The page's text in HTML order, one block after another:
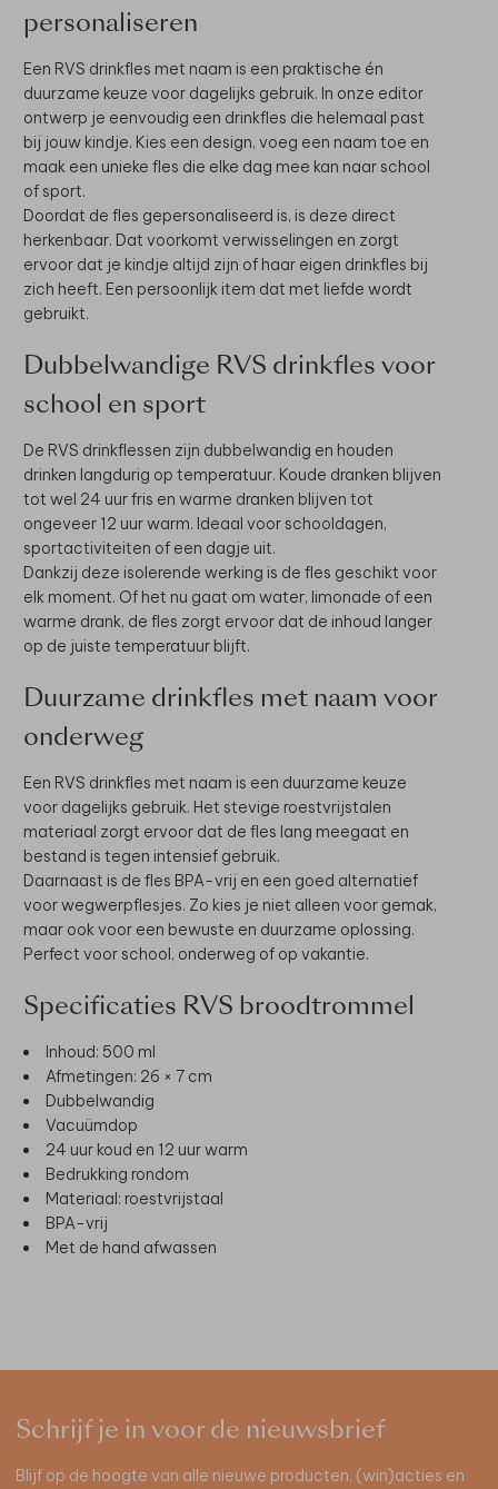
personaliseren
Een RVS drinkfles met naam is een praktische én
duurzame keuze voor dagelijks gebruik. In onze editor
ontwerp je eenvoudig een drinkfles die helemaal past
bij jouw kindje. Kies een design, voeg een naam toe en
maak een unieke fles die elke dag mee kan naar school
of sport.
Doordat de fles gepersonaliseerd is, is deze direct
herkenbaar. Dat voorkomt verwisselingen en zorgt
ervoor dat je kindje altijd zijn of haar eigen drinkfles bij
zich heeft. Een persoonlijk item dat met liefde wordt
gebruikt.
Dubbelwandige RVS drinkfles voor
school en sport
De RVS drinkflessen zijn dubbelwandig en houden
drinken langdurig op temperatuur. Koude dranken blijven
tot wel 24 uur fris en warme dranken blijven tot
ongeveer 12 uur warm. Ideaal voor schooldagen,
sportactiviteiten of een dagje uit.
Dankzij deze isolerende werking is de fles geschikt voor
elk moment. Of het nu gaat om water, limonade of een
warme drank, de fles zorgt ervoor dat de inhoud langer
op de juiste temperatuur blijft.
Duurzame drinkfles met naam voor
onderweg
Een RVS drinkfles met naam is een duurzame keuze
voor dagelijks gebruik. Het stevige roestvrijstalen
materiaal zorgt ervoor dat de fles lang meegaat en
bestand is tegen intensief gebruik.
Daarnaast is de fles BPA-vrij en een goed alternatief
voor wegwerpflesjes. Zo kies je niet alleen voor gemak,
maar ook voor een bewuste en duurzame oplossing.
Perfect voor school, onderweg of op vakantie.
Specificaties RVS broodtrommel
Inhoud: 500 ml
Afmetingen: 26 × 7 cm
Dubbelwandig
Vacuümdop
24 uur koud en 12 uur warm
Bedrukking rondom
Materiaal: roestvrijstaal
BPA-vrij
Met de hand afwassen
Schrijf je in voor de nieuwsbrief
Blijf op de hoogte van alle nieuwe producten, (win)acties en